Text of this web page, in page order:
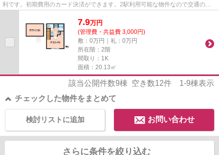
利です。初期費用のカード決済ができます。2駅利用可能な物件なので交通の利
便性が良いのが魅力です。ニ...
7.9万円
(管理費・共益費 3,000円)
敷：0万円｜礼：0万円
所在階：2階
間取り：1K
面積：20.13㎡
該当公開件数9棟 空き数12件 1-9棟表示
チェックした物件をまとめて
お問い合わせ
検討リストに追加
さらに条件を絞り込む